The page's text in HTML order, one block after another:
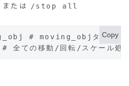
または /stop all
# moving_objタグの移動/
の移動/回転/スケール処理
Copy